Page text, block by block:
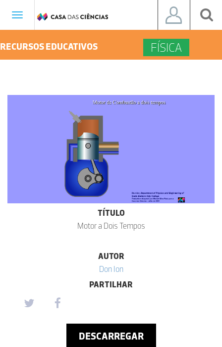
Toggle
RECURSOS EDUCATIVOS FÍSICA
TÍTULO
Motor a Dois Tempos
AUTOR
Don Ion
PARTILHAR
DESCARREGAR